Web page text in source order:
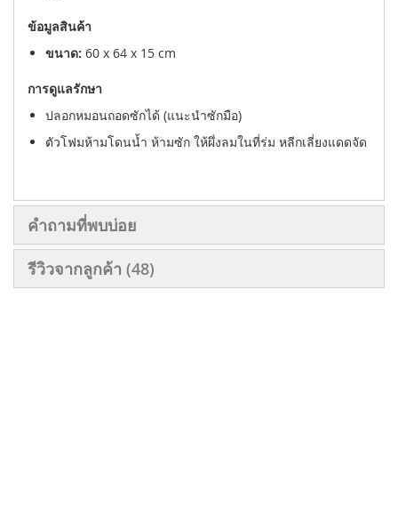
ข้อมูลสินค้า
ขนาด: 60 x 64 x 15 cm
การดูแลรักษา
ปลอกหมอนถอดซักได้ (แนะนำซักมือ)
ตัวโฟมห้ามโดนน้ำ ห้ามซัก ให้ผึ่งลมในที่ร่ม หลีกเลี่ยงแดดจัด
คำถามที่พบบ่อย
รีวิวจากลูกค้า 48